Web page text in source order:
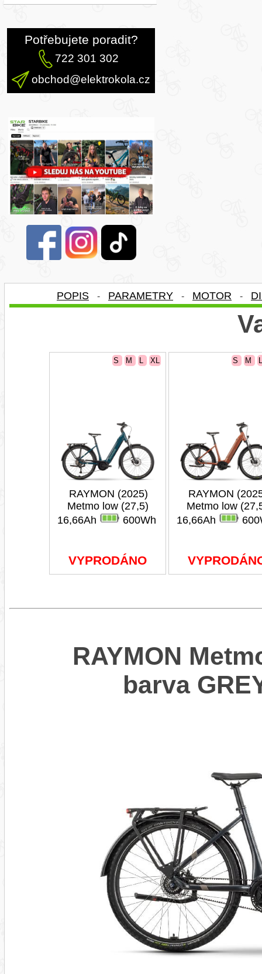
Potřebujete poradit?
722 301 302
obchod@elektrokola.cz
POPIS - PARAMETRY - MOTOR -
S M L XL
RAYMON (2025)
Metmo low (27,5)
16,66Ah
600Wh
VYPRODÁNO
S M
RAYMON
Metmo low
16,66Ah
RAYMON
barva